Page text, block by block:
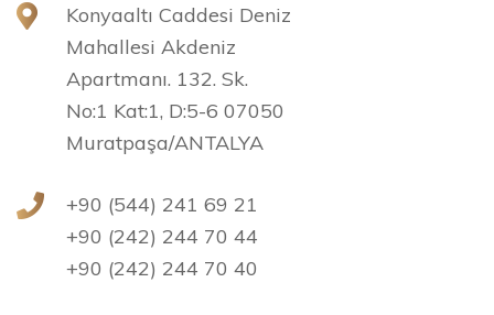
Konyaaltı Caddesi Deniz
Mahallesi Akdeniz
Apartmanı. 132. Sk.
No:1 Kat:1, D:5-6 07050
Muratpaşa/ANTALYA
+90 (544) 241 69 21
+90 (242) 244 70 44
+90 (242) 244 70 40